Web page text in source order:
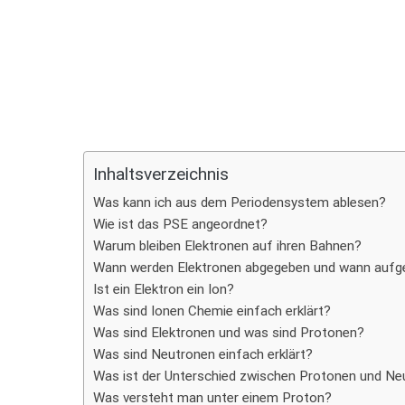
Inhaltsverzeichnis
Was kann ich aus dem Periodensystem ablesen?
Wie ist das PSE angeordnet?
Warum bleiben Elektronen auf ihren Bahnen?
Wann werden Elektronen abgegeben und wann
Ist ein Elektron ein Ion?
Was sind Ionen Chemie einfach erklärt?
Was sind Elektronen und was sind Protonen?
Was sind Neutronen einfach erklärt?
Was ist der Unterschied zwischen Protonen und
Was versteht man unter einem Proton?